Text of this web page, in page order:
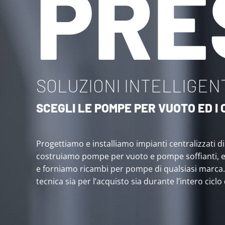
SOLUZIONI
SCEGLI LE POMPE PER VUOTO ED
Progettiamo e installiamo impianti centralizzati
costruiamo pompe per vuoto e pompe soffianti,
e forniamo ricambi per pompe di qualsiasi
tecnica sia per l’acquisto sia durante l’intero